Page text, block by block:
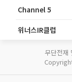
Channel 5
위너스IR클럽
무단전재